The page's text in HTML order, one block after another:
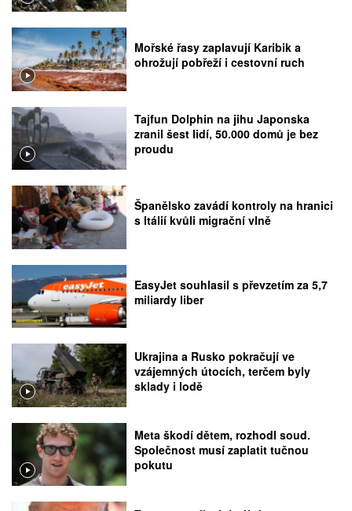
Mořské řasy zaplavují Karibik a
ohrožují pobřeží i cestovní ruch
Tajfun Dolphin na jihu Japonska
zranil šest lidí, 50.000 domů je bez
proudu
Španělsko zavádí kontroly na hranici
s Itálií kvůli migrační vlně
EasyJet souhlasil s převzetím za 5,7
miliardy liber
Ukrajina a Rusko pokračují ve
vzájemných útocích, terčem byly
sklady i lodě
Meta škodí dětem, rozhodl soud.
Společnost musí zaplatit tučnou
pokutu